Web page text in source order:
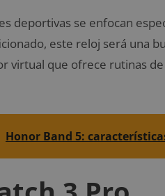
deportivas se enfocan
este reloj será una
virtual que ofrece rutinas
Honor Band 5: